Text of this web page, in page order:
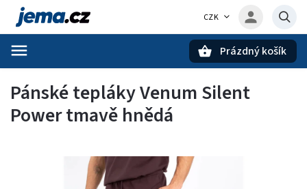
CZK
Prázdný košík
Pánské tepláky Venum Silent
Power tmavě hnědá